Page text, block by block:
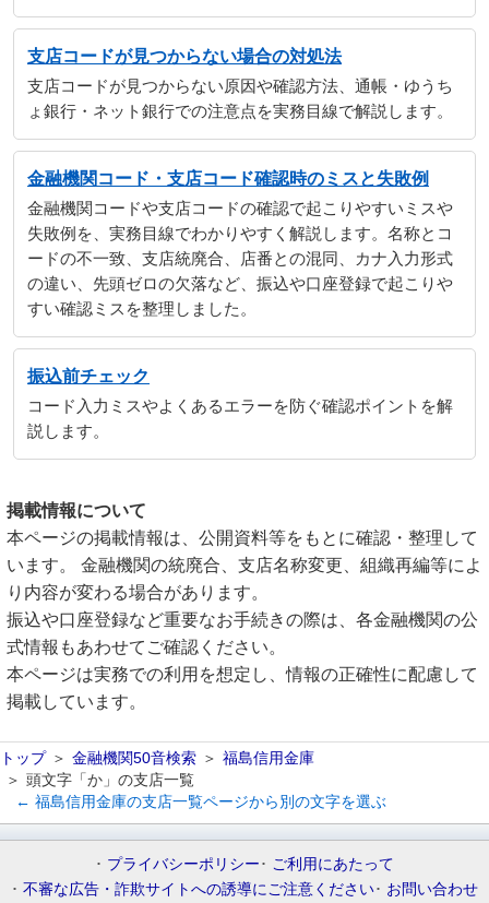
支店コードが見つからない場合の対処法
支店コードが見つからない原因や確認方法、通帳・ゆうち
ょ銀行・ネット銀行での注意点を実務目線で解説します。
金融機関コード・支店コード確認時のミスと失敗例
金融機関コードや支店コードの確認で起こりやすいミスや
失敗例を、実務目線でわかりやすく解説します。名称とコ
ードの不一致、支店統廃合、店番との混同、カナ入力形式
の違い、先頭ゼロの欠落など、振込や口座登録で起こりや
すい確認ミスを整理しました。
振込前チェック
コード入力ミスやよくあるエラーを防ぐ確認ポイントを解
説します。
掲載情報について
本ページの掲載情報は、公開資料等をもとに確認・整理して
います。 金融機関の統廃合、支店名称変更、組織再編等によ
り内容が変わる場合があります。
振込や口座登録など重要なお手続きの際は、各金融機関の公
式情報もあわせてご確認ください。
本ページは実務での利用を想定し、情報の正確性に配慮して
掲載しています。
トップ 金融機関50音検索
福島信用金庫
頭文字「か」の支店一覧
← 福島信用金庫の支店一覧ページから別の文字を選ぶ
プライバシーポリシー
ご利用にあたって
不審な広告・詐欺サイトへの誘導にご注意ください
お問い合わせ